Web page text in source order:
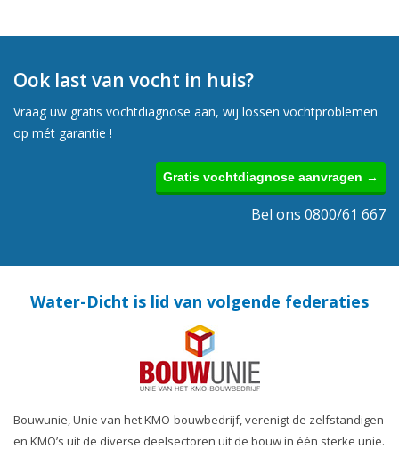
Ook last van vocht in huis?
Vraag uw gratis vochtdiagnose aan, wij lossen vochtproblemen
op mét garantie !
Gratis vochtdiagnose aanvragen →
Bel ons 0800/61 667
Water-Dicht is lid van volgende federaties
Bouwunie, Unie van het KMO-bouwbedrijf, verenigt de zelfstandigen
en KMO’s uit de diverse deelsectoren uit de bouw in één sterke unie.